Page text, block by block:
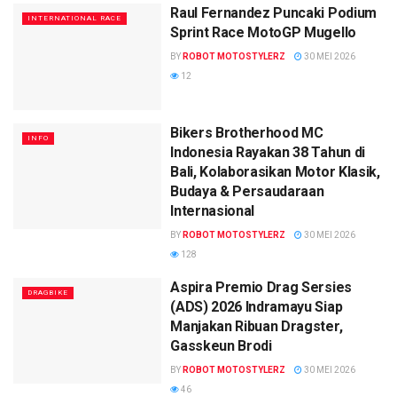
INTERNATIONAL RACE
Raul Fernandez Puncaki Podium
Sprint Race MotoGP Mugello
BY ROBOT MOTOSTYLERZ
30 MEI 2026
12
INFO
Bikers Brotherhood MC
Indonesia Rayakan 38 Tahun di
Bali, Kolaborasikan Motor Klasik,
Budaya & Persaudaraan
Internasional
BY ROBOT MOTOSTYLERZ
30 MEI 2026
128
DRAGBIKE
Aspira Premio Drag Sersies
(ADS) 2026 Indramayu Siap
Manjakan Ribuan Dragster,
Gasskeun Brodi
BY ROBOT MOTOSTYLERZ
30 MEI 2026
46